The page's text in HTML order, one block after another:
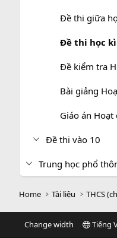
Đề thi vào 10
Trung học phổ
Home Tài liệu THCS
Change width Tiếng